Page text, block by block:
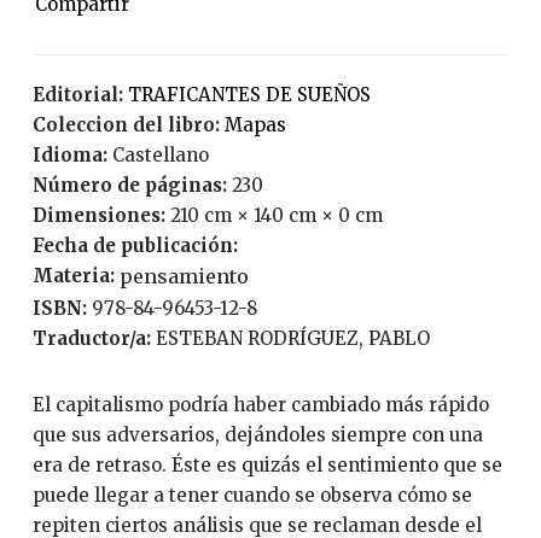
Editorial:
TRAFICANTES DE SUEÑOS
Coleccion del libro:
Mapas
Idioma:
Castellano
Número de páginas:
230
Dimensiones: 210 cm × 140 cm × 0 cm
Fecha de publicación:
Materia: pensamiento
ISBN:
978-84-96453-12-8
Traductor/a:
ESTEBAN RODRÍGUEZ, PABLO
El capitalismo podría haber cambiado más rápido
que sus adversarios, dejándoles siempre con una
era de retraso. Éste es quizás el sentimiento que se
puede llegar a tener cuando se observa cómo se
repiten ciertos análisis que se reclaman desde el